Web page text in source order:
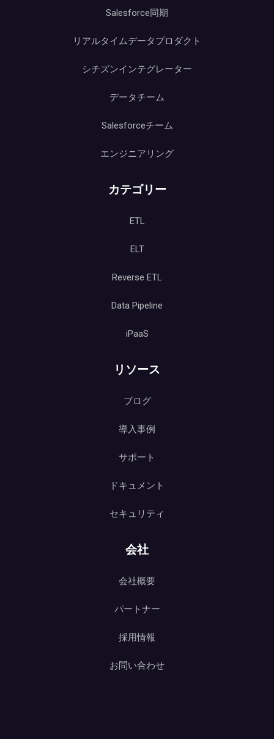
Salesforce同期
リアルタイムデータプロダクト
シチズンインテグレーター
データチーム
Salesforceチーム
エンジニアリング
カテゴリー
ETL
ELT
Reverse ETL
Data Pipeline
iPaaS
リソース
ブログ
導入事例
サポート
ドキュメント
セキュリティ
会社
会社概要
パートナー
採用情報
お問い合わせ